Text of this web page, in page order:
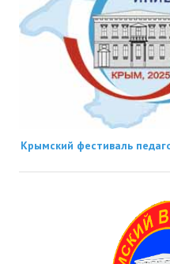
Крымский фестиваль